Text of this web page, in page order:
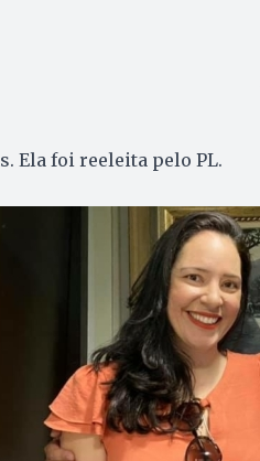
Ela foi reeleita pelo PL.